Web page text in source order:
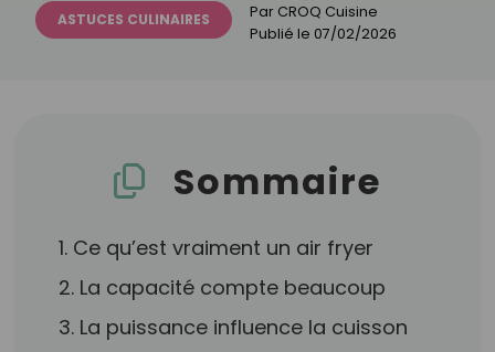
ASTUCES CULINAIRES Par CROQ Cuisine
Publié le 07/02/2026
Sommaire
1. Ce qu’est vraiment un air fryer
2. La capacité compte beaucoup
3. La puissance influence la cuisson